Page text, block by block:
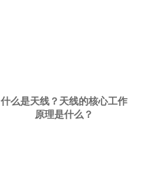
什么是天线？天线的核心工作
原理是什么？